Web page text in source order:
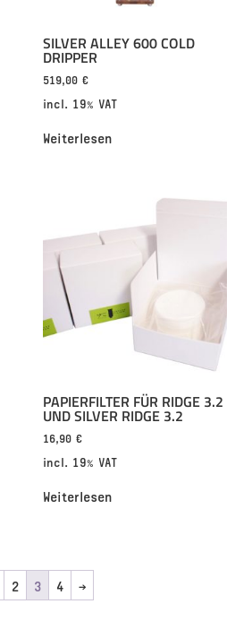
SILVER ALLEY 600 COLD
DRIPPER
519,00 €
incl. 19% VAT
Weiterlesen
PAPIERFILTER FÜR RIDGE 3.2
UND SILVER RIDGE 3.2
16,90 €
incl. 19% VAT
Weiterlesen
2 3 4 →